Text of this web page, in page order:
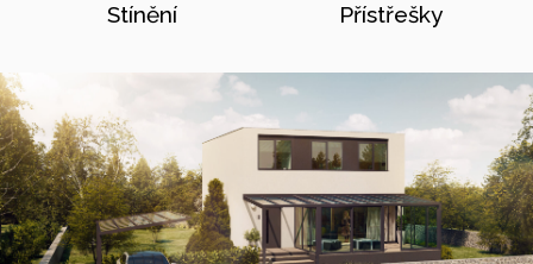
Stínění Přístřešky